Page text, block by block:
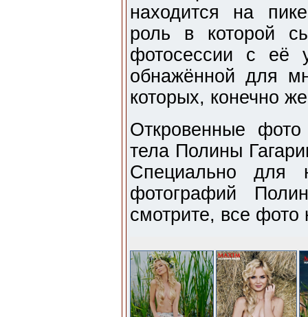
находится на
роль в которой
фотосессии с её
обнажённой для
которых, конечно
Откровенные
тела Полины
Специально для
фотографий
смотрите, все фото